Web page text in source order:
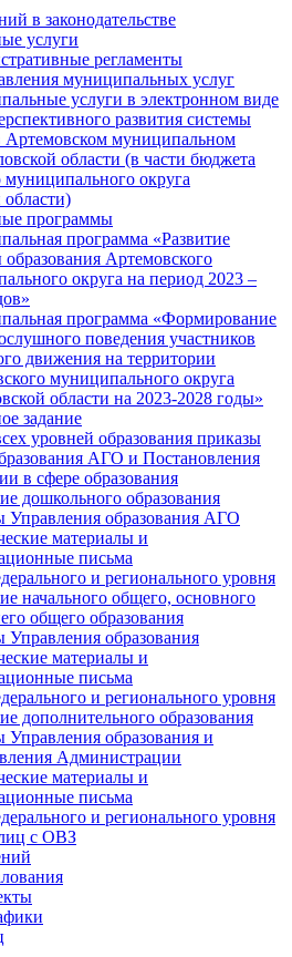
в законодательстве
услуги
регламенты
муниципальных услуг
услуги в электронном виде
развития системы
Артемовском муниципальном
области (в части бюджета
муниципального округа
программы
программа «Развитие
образования Артемовского
округа на период 2023 –
программа «Формирование
поведения участников
движения на территории
муниципального округа
области на 2023-2028 годы»
задание
уровней образования приказы
АГО и Постановления
в сфере образования
дошкольного образования
Управления образования АГО
материалы и
письма
и регионального уровня
начального общего, основного
общего образования
Управления образования
материалы и
письма
и регионального уровня
дополнительного образования
Управления образования и
Администрации
материалы и
письма
и регионального уровня
с ОВЗ